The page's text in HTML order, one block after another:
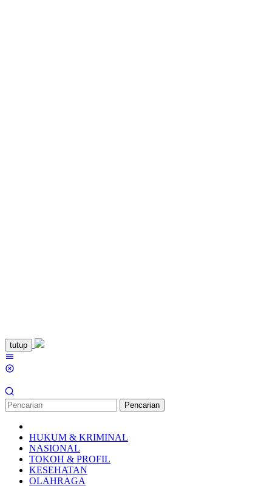
Loncat
ke
konten
tutup
Pencarian
HUKUM & KRIMINAL
NASIONAL
TOKOH & PROFIL
KESEHATAN
OLAHRAGA